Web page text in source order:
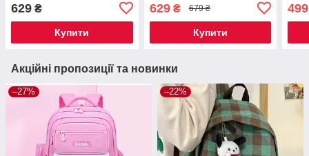
629 ₴
Купити
629₴ 679 ₴
Купити
499
Акційні пропозиції та новинки
–27% –22%